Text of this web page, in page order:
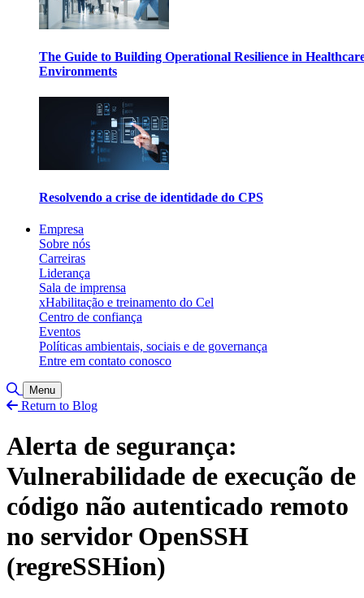
The Guide to Building Operational Resilience in
Environments
Resolvendo a crise de identidade do CPS
Empresa
Sobre nós
Carreiras
Liderança
Sala de imprensa
xHabilitação e treinamento do Cel
Centro de confiança
Eventos
Políticas ambientais, sociais e de governança
Entre em contato conosco
Alternar pesquisa
Menu
Return to Blog
Alerta de segurança:
Vulnerabilidade de execução de
código não autenticado remoto
no servidor OpenSSH
(regreSSHion)